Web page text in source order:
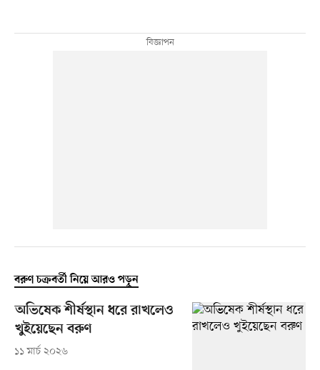
বরুণ চক্রবর্তী নিয়ে আরও পড়ুন
অভিষেক শীর্ষস্থান ধরে রাখলেও
খুইয়েছেন বরুণ
১১ মার্চ ২০২৬